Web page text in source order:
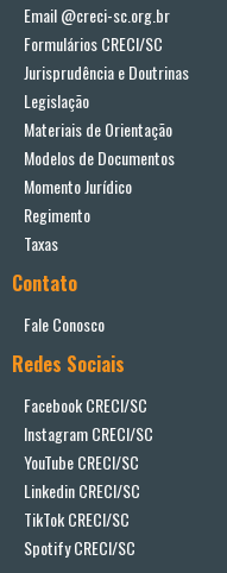
Email @creci-sc.org.br
Formulários CRECI/SC
Jurisprudência e Doutrinas
Legislação
Materiais de Orientação
Modelos de Documentos
Momento Jurídico
Regimento
Taxas
Contato
Fale Conosco
Redes Sociais
Facebook CRECI/SC
Instagram CRECI/SC
YouTube CRECI/SC
Linkedin CRECI/SC
TikTok CRECI/SC
Spotify CRECI/SC